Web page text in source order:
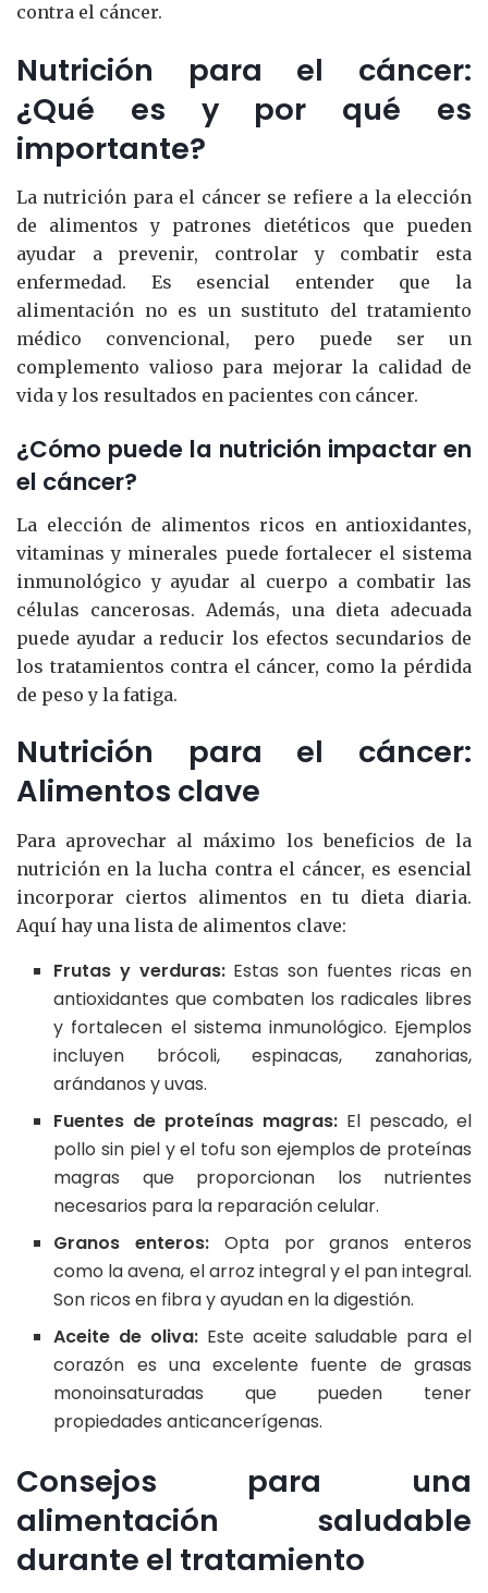
contra el cáncer.
Nutrición para el cáncer:
¿Qué es y por qué es
importante?
La nutrición para el cáncer se refiere a la elección
de alimentos y patrones dietéticos que pueden
ayudar a prevenir, controlar y combatir esta
enfermedad. Es esencial entender que la
alimentación no es un sustituto del tratamiento
médico convencional, pero puede ser un
complemento valioso para mejorar la calidad de
vida y los resultados en pacientes con cáncer.
¿Cómo puede la nutrición impactar en
el cáncer?
La elección de alimentos ricos en antioxidantes,
vitaminas y minerales puede fortalecer el sistema
inmunológico y ayudar al cuerpo a combatir las
células cancerosas. Además, una dieta adecuada
puede ayudar a reducir los efectos secundarios de
los tratamientos contra el cáncer, como la pérdida
de peso y la fatiga.
Nutrición para el cáncer:
Alimentos clave
Para aprovechar al máximo los beneficios de la
nutrición en la lucha contra el cáncer, es esencial
incorporar ciertos alimentos en tu dieta diaria.
Aquí hay una lista de alimentos clave:
Frutas y verduras:Estas son fuentes ricas en
antioxidantes que combaten los radicales libres
y fortalecen el sistema inmunológico. Ejemplos
incluyen brócoli, espinacas, zanahorias,
arándanos y uvas.
Fuentes de proteínas magras: El pescado, el
pollo sin piel y el tofu son ejemplos de proteínas
magras que proporcionan los nutrientes
necesarios para la reparación celular.
Granos enteros: Opta por granos enteros
como la avena, el arroz integral y el pan integral.
Son ricos en fibra y ayudan en la digestión.
Aceite de oliva:Este aceite saludable para el
corazón es una excelente fuente de grasas
monoinsaturadas que pueden tener
propiedades anticancerígenas.
Consejos para una
alimentación saludable
durante el tratamiento